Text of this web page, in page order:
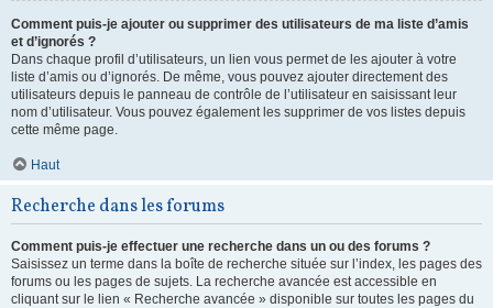
Comment puis-je ajouter ou supprimer des utilisateurs de ma liste d’amis
et d’ignorés ?
Dans chaque profil d’utilisateurs, un lien vous permet de les ajouter à votre
liste d’amis ou d’ignorés. De même, vous pouvez ajouter directement des
utilisateurs depuis le panneau de contrôle de l’utilisateur en saisissant leur
nom d’utilisateur. Vous pouvez également les supprimer de vos listes depuis
cette même page.
Haut
Recherche dans les forums
Comment puis-je effectuer une recherche dans un ou des forums ?
Saisissez un terme dans la boîte de recherche située sur l’index, les pages des
forums ou les pages de sujets. La recherche avancée est accessible en
cliquant sur le lien « Recherche avancée » disponible sur toutes les pages du